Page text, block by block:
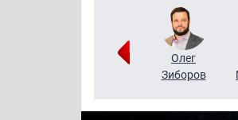
Григорий
Олег
Зиборов